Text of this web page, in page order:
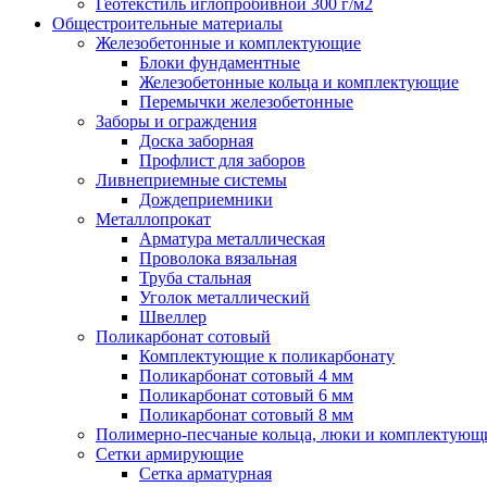
Геотекстиль иглопробивной 300 г/м2
Общестроительные материалы
Железобетонные и комплектующие
Блоки фундаментные
Железобетонные кольца и комплектующие
Перемычки железобетонные
Заборы и ограждения
Доска заборная
Профлист для заборов
Ливнеприемные системы
Дождеприемники
Металлопрокат
Арматура металлическая
Проволока вязальная
Труба стальная
Уголок металлический
Швеллер
Поликарбонат сотовый
Комплектующие к поликарбонату
Поликарбонат сотовый 4 мм
Поликарбонат сотовый 6 мм
Поликарбонат сотовый 8 мм
Полимерно-песчаные кольца, люки и
Сетки армирующие
Сетка арматурная